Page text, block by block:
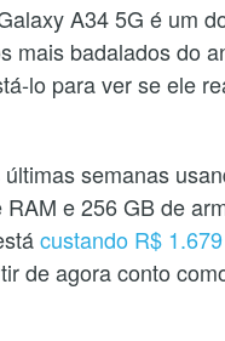
A34 5G é um
mais badalados do
lo para ver se ele
semanas
e 256 GB de
custando R$
de agora conto